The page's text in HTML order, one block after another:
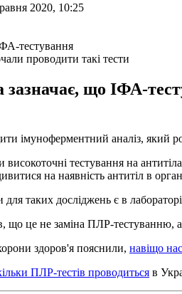
2020, 10:25
проводити такі тести
що ІФА-
імуноферментний аналіз, який
тестування на
на наявність антитіл в
таких досліджень є в
що це не заміна ПЛР-тестуванню,
здоров'я пояснили, навіщо
ПЛР-тестів проводиться в